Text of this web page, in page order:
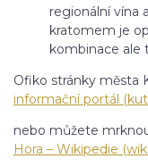
regionální vína
kratomem je
kombinace ale
Ofiko stránky města
informační portál
nebo můžete
Hora – Wikipedie